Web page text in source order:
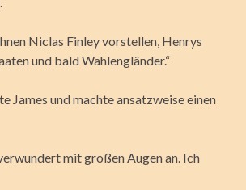
ihnen Niclas Finley vorstellen, Henrys
und bald Wahlengländer.“
James und machte ansatzweise einen
mit großen Augen an. Ich